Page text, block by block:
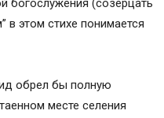
богослужения (созерцать
в этом стихе понимается
обрел бы полную
месте селения